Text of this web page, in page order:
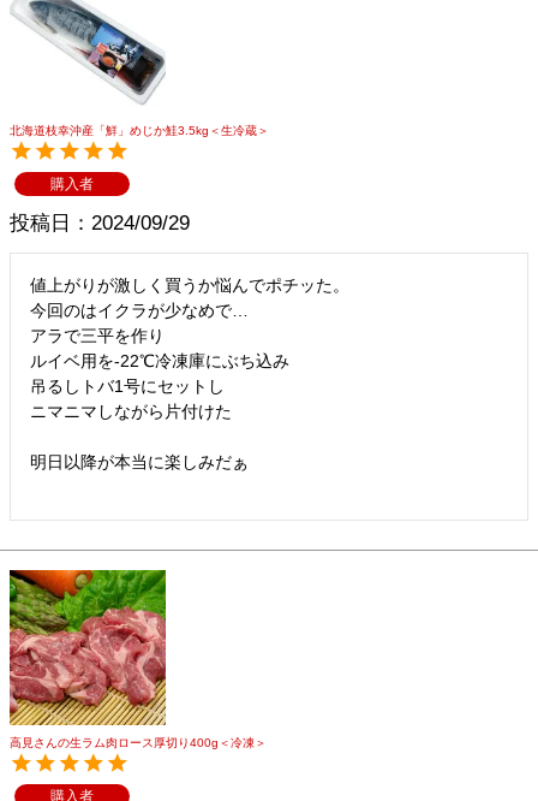
北海道枝幸沖産「鮮」めじか鮭3.5kg＜生冷蔵＞
購入者
投稿日 2024/09/29
値上がりが激しく買うか悩んでポチッた。
今回のはイクラが少なめで…
アラで三平を作り
ルイベ用を-22℃冷凍庫にぶち込み
吊るしトバ1号にセットし
ニマニマしながら片付けた
明日以降が本当に楽しみだぁ
高見さんの生ラム肉ロース厚切り400g＜冷凍＞
購入者